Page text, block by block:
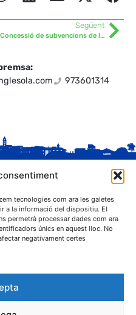
tecnologies com ara les galetes
a la informació del dispositiu. El
permetrà processar dades com ara
únics en aquest lloc. No
negativament certes
Següent
Concessió de subvencions de la Diputació de Lleida de les tres darreres anualitats
973601314
(Pla d'Urgell)